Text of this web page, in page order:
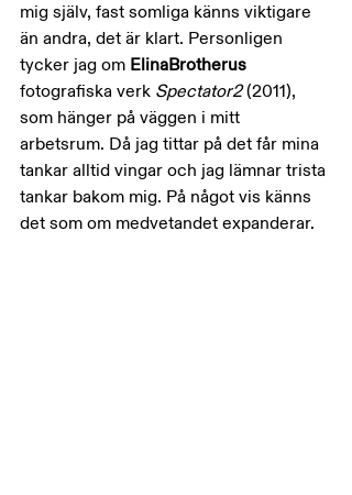
mig själv, fast somliga känns viktigare
än andra, det är klart. Personligen
tycker jag om ElinaBrotherus
fotografiska verk Spectator2 (2011),
som hänger på väggen i mitt
arbetsrum. Då jag tittar på det får mina
tankar alltid vingar och jag lämnar trista
tankar bakom mig. På något vis känns
det som om medvetandet expanderar.